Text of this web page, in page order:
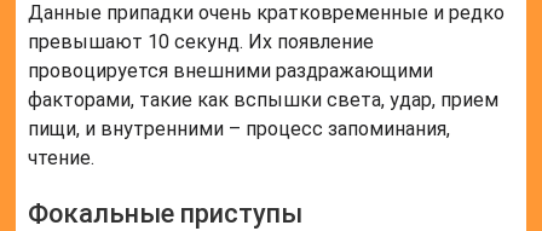
Данные припадки очень кратковременные и редко
превышают 10 секунд. Их появление
провоцируется внешними раздражающими
факторами, такие как вспышки света, удар, прием
пищи, и внутренними – процесс запоминания,
чтение.
Фокальные приступы